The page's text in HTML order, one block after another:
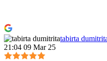
tabirta
21:04 09 Mar 25